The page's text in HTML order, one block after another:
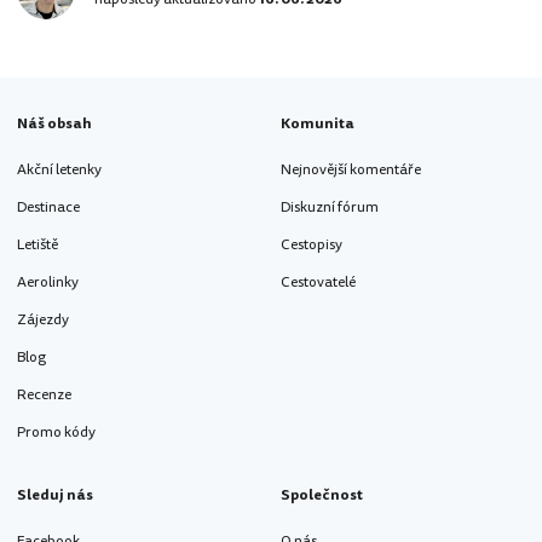
Náš obsah
Akční letenky
Destinace
Letiště
Aerolinky
Zájezdy
Blog
Recenze
Promo kódy
Komunita
Nejnovější komentáře
Diskuzní fórum
Cestopisy
Cestovatelé
Sleduj nás Společnost